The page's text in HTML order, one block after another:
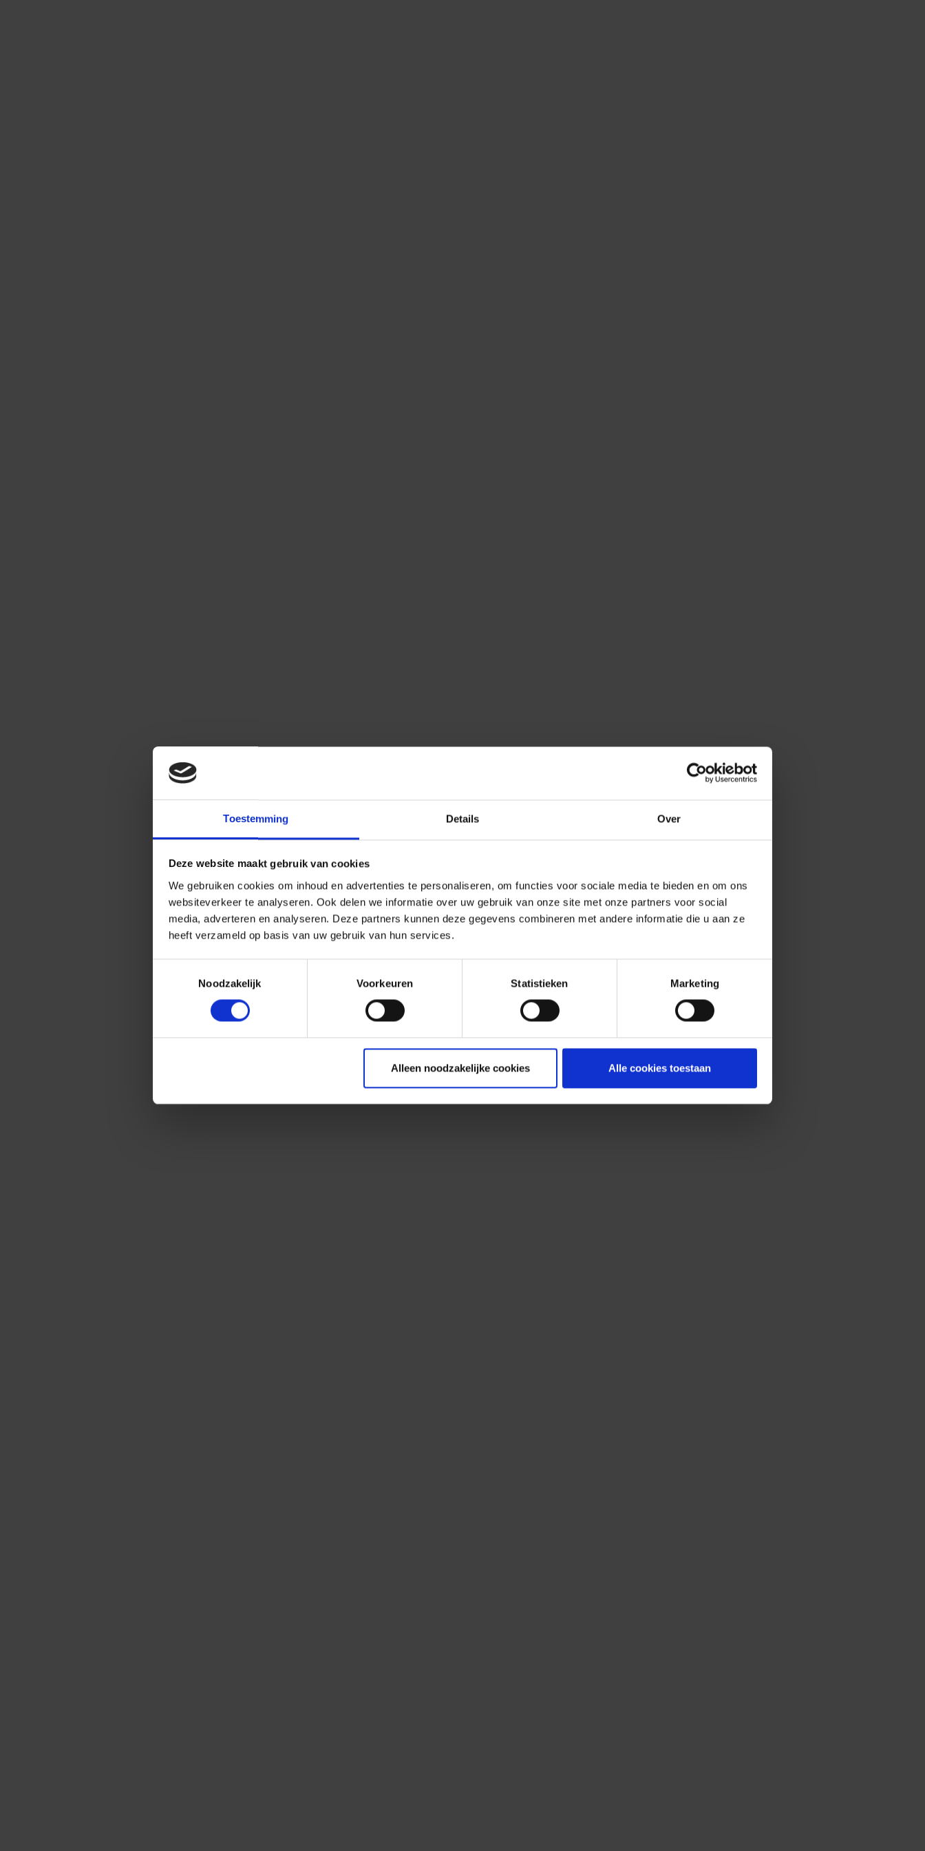
Toestemming Details Over
Deze website maakt gebruik van cookies
We gebruiken cookies om inhoud en advertenties te personaliseren, om functies voor sociale media te bieden en om ons
websiteverkeer te analyseren. Ook delen we informatie over uw gebruik van onze site met onze partners voor social
media, adverteren en analyseren. Deze partners kunnen deze gegevens combineren met andere informatie die u aan ze
heeft verzameld op basis van uw gebruik van hun services.
Noodzakelijk
Voorkeuren Statistieken Marketing
Alleen noodzakelijke cookies Alle cookies toestaan